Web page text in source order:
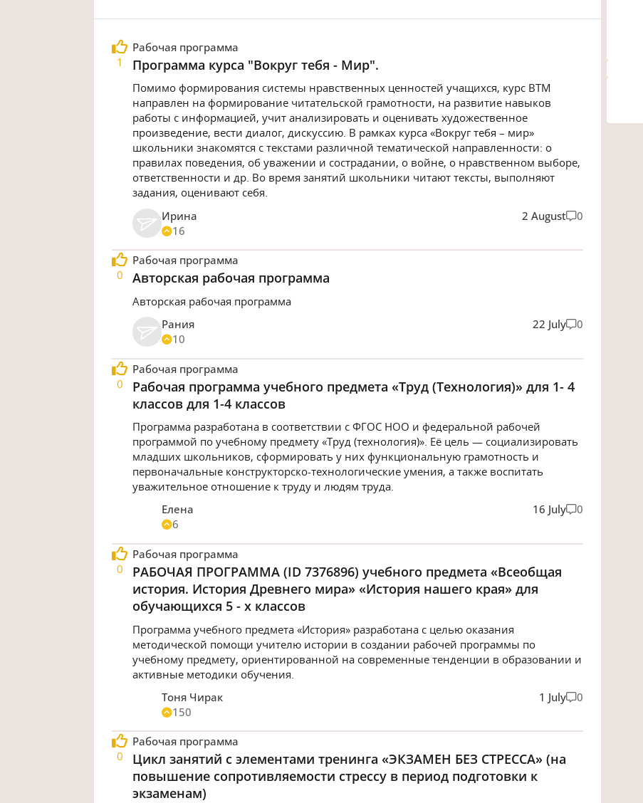
1
Рабочая программа
Программа курса "Вокруг тебя - Мир".
Помимо формирования системы нравственных ценностей учащихся, курс ВТМ
направлен на формирование читательской грамотности, на развитие навыков
работы с информацией, учит анализировать и оценивать художественное
произведение, вести диалог, дискуссию. В рамках курса «Вокруг тебя – мир»
школьники знакомятся с текстами различной тематической направленности: о
правилах поведения, об уважении и сострадании, о войне, о нравственном выборе,
ответственности и др. Во время занятий школьники читают тексты, выполняют
задания, оценивают себя.
Ирина
16
2 August 0
0
Рабочая программа
Авторская рабочая программа
Авторская рабочая программа
Рания
10
22 July 0
0
Рабочая программа
Рабочая программа учебного предмета «Труд (Технология)» для 1- 4
классов для 1-4 классов
Программа разработана в соответствии с ФГОС НОО и федеральной рабочей
программой по учебному предмету «Труд (технология)». Её цель — социализировать
младших школьников, сформировать у них функциональную грамотность и
первоначальные конструкторско‑технологические умения, а также воспитать
уважительное отношение к труду и людям труда.
Елена
6
16 July 0
0
Рабочая программа
РАБОЧАЯ ПРОГРАММА (ID 7376896) учебного предмета «Всеобщая
история. История Древнего мира» «История нашего края» для
обучающихся 5 - х классов
Программа учебного предмета «История» разработана с целью оказания
методической помощи учителю истории в создании рабочей программы по
учебному предмету, ориентированной на современные тенденции в образовании и
активные методики обучения.
Тоня Чирак
150
1 July 0
0
Рабочая программа
Цикл занятий с элементами тренинга «ЭКЗАМЕН БЕЗ СТРЕССА» (на
повышение сопротивляемости стрессу в период подготовки к
экзаменам)